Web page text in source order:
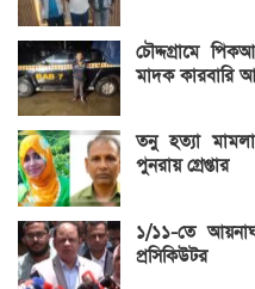
চৌদ্দগ্রামে
মাদক কারবারি
তনু হত্যা
পুনরায় গ্রেপ্তার
১/১১-তে
প্রসিকিউটর